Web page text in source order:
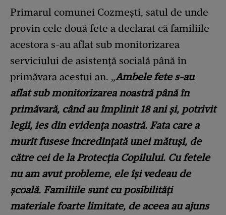
Primarul comunei Cozmești, satul de unde
provin cele două fete a declarat că familiile
acestora s-au aflat sub monitorizarea
serviciului de asistență socială până în
primăvara acestui an. „Ambele fete s-au
aflat sub monitorizarea noastră până în
primăvară, când au împlinit 18 ani și, potrivit
legii, ies din evidența noastră. Fata care a
murit fusese încredințată unei mătuși, de
către cei de la Protecția Copilului. Cu fetele
nu am avut probleme, ele își vedeau de
școală. Familiile sunt cu posibilități
materiale foarte limitate, de aceea au ajuns